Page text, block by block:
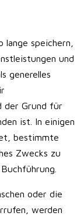
speichern,
und
generelles
der Grund für
ist. In einigen
bestimmte
Zwecks zu
oder die
werden